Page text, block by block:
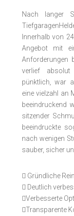
Nach langer
Innerhalb von
Angebot mit
Anforderungen
verlief
pünktlich, war
eine vielzahl an
beeindruckend
sitzender
beeindruckte
nach wenigen
sauber, sicher
 Gründliche
 Deutlich
Verbesserte
Transparente